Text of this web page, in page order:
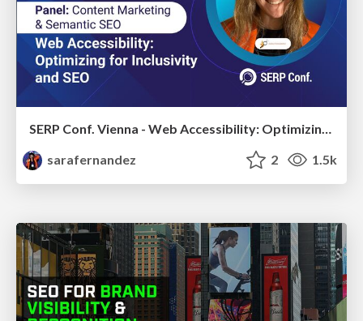
SERP Conf. Vienna - Web Accessibility: Optimizing for Inclusivity and SEO
sarafernandez
2 1.5k